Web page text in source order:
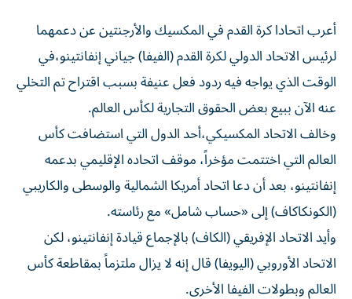
أعرب اتحادا كرة القدم في المكسيك والأرجنتين عن دعمهما
لرئيس الاتحاد الدولي ‌لكرة القدم (الفيفا) جياني إنفانتينو،في
الوقت الذي يواجه فيه ردود فعل عنيفة بسبب اقتراح تم التخلي
عنه الآن ​ببيع بعض الحقوق ⁠التجارية لكأس العالم.
وخالف الاتحاد المكسيكي،أحد الدول التي استضافت كأس
العالم التي اختتمت مؤخراً، موقف ‌اتحاده الإقليمي بدعمه
إنفانتينو، بعد ‌أن دعا اتحاد أمريكا الشمالية والوسطى والكاريبي
(الكونكاكاف) إلى «حساب شامل» مع رئاسته.
وأيد الاتحاد الإفريقي (الكاف) بالإجماع قيادة إنفانتينو، لكن
الاتحاد الأوروبي (اليويفا) قال إنه لا يزال ملتزماً بمقاطعة كأس
العالم وبطولات الفيفا الأخرى.